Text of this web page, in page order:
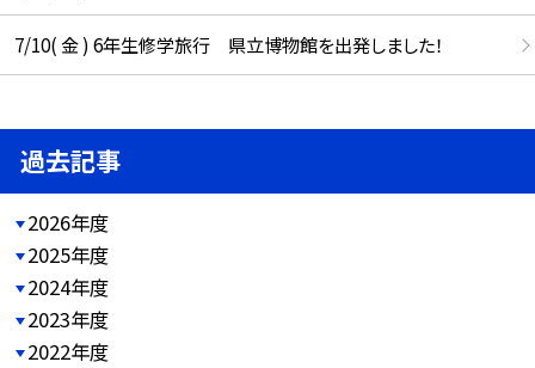
7/10( 金 ) 6年生修学旅行 県立博物館を出発しました！
過去記事
2026年度
2025年度
2024年度
2023年度
2022年度